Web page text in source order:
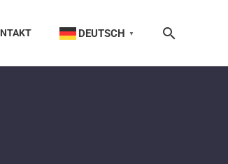
DEUTSCH ▼